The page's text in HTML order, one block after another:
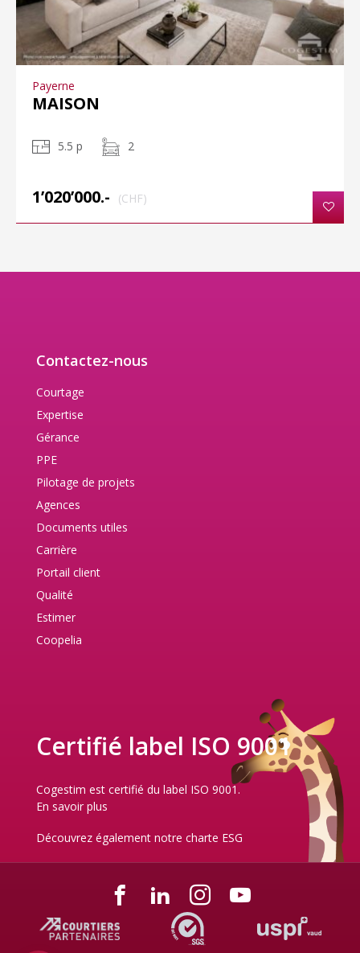
Payerne
MAISON
5.5 p 2
1’020’000.- (CHF)
Contactez-nous
Courtage
Expertise
Gérance
PPE
Pilotage de projets
Agences
Documents utiles
Carrière
Portail client
Qualité
Estimer
Coopelia
Certifié label ISO 9001
Cogestim est certifié du label ISO 9001.
En savoir plus
Découvrez également notre charte ESG